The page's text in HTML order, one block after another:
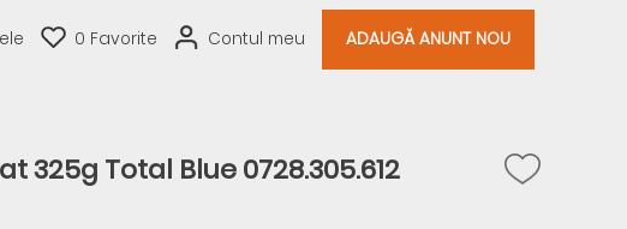
0 Favorite Contul meu ADAUGĂ ANUNT NOU
Total Blue 0728.305.612